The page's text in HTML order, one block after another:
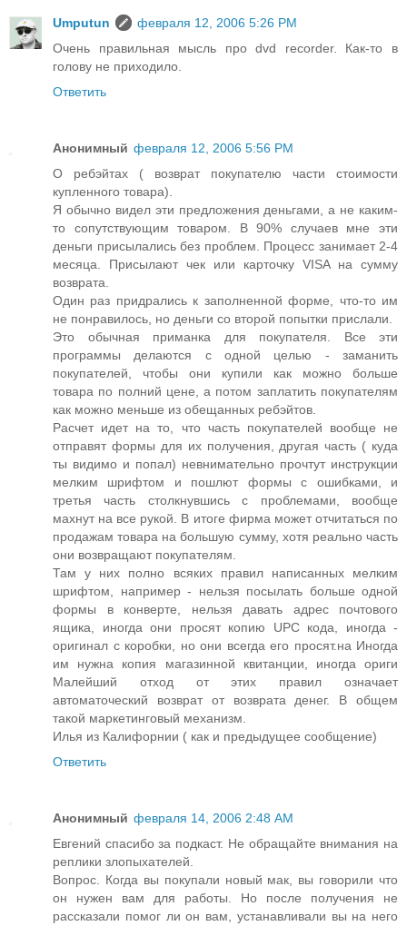
Umputun
февраля 12, 2006 5:26 PM
Очень правильная мысль про dvd recorder. Как-то в
голову не приходило.
Ответить
Анонимный февраля 12, 2006 5:56 PM
О ребэйтах ( возврат покупателю части стоимости
купленного товара).
Я обычно видел эти предложения деньгами, а не каким-
то сопутствующим товаром. В 90% случаев мне эти
деньги присылались без проблем. Процесс занимает 2-4
месяца. Присылают чек или карточку VISA на сумму
возврата.
Один раз придрались к заполненной форме, что-то им
не понравилось, но деньги со второй попытки прислали.
Это обычная приманка для покупателя. Все эти
программы делаются с одной целью - заманить
покупателей, чтобы они купили как можно больше
товара по полний цене, а потом заплатить покупателям
как можно меньше из обещанных ребэйтов.
Расчет идет на то, что часть покупателей вообще не
отправят формы для их получения, другая часть ( куда
ты видимо и попал) невнимательно прочтут инструкции
мелким шрифтом и пошлют формы с ошибками, и
третья часть столкнувшись с проблемами, вообще
махнут на все рукой. В итоге фирма может отчитаться по
продажам товара на большую сумму, хотя реально часть
они возвращают покупателям.
Там у них полно всяких правил написанных мелким
шрифтом, например - нельзя посылать больше одной
формы в конверте, нельзя давать адрес почтового
ящика, иногда они просят копию UPC кода, иногда -
оригинал с коробки, но они всегда его просят.на Иногда
им нужна копия магазинной квитанции, иногда ориги
Малейший отход от этих правил означает
автоматоческий возврат от возврата денег. В общем
такой маркетинговый механизм.
Илья из Калифорнии ( как и предыдущее сообщение)
Ответить
Анонимный февраля 14, 2006 2:48 AM
Евгений спасибо за подкаст. Не обращайте внимания на
реплики злопыхателей.
Вопрос. Когда вы покупали новый мак, вы говорили что
он нужен вам для работы. Но после получения не
рассказали помог ли он вам, устанавливали вы на него